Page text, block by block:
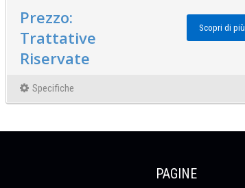
Prezzo:
Trattative
Riservate
Scopri di più
Specifiche
PAGINE